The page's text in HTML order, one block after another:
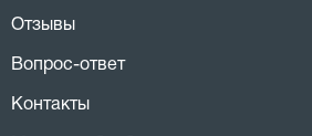
Отзывы
Вопрос-ответ
Контакты